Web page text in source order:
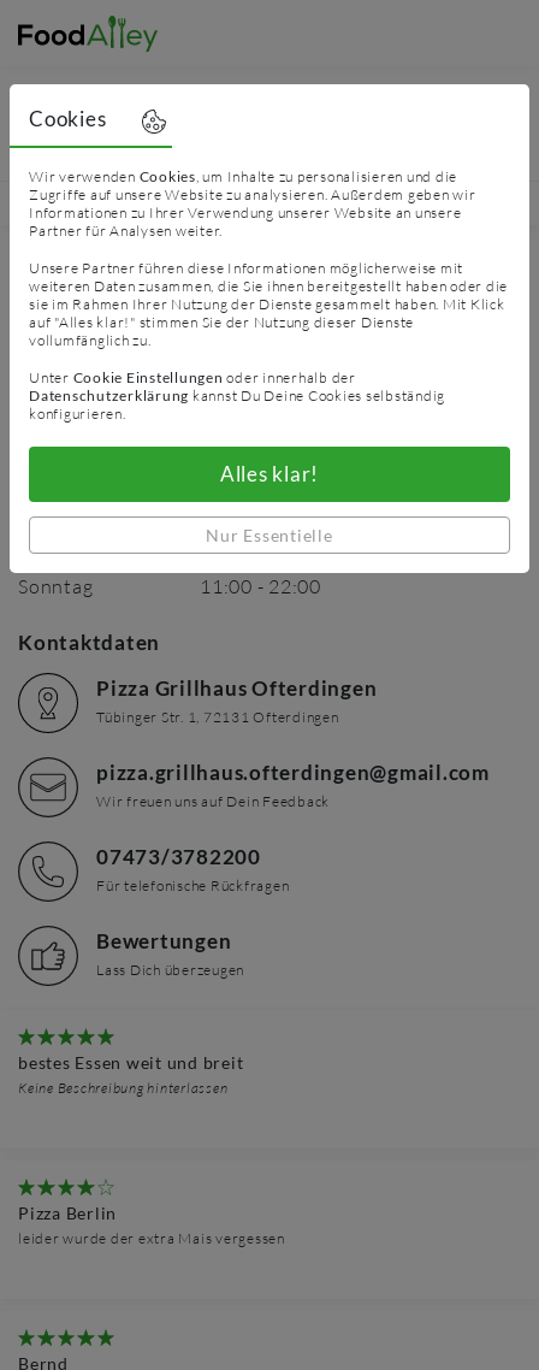
Pasta, Pizza, Kebap, Baguettes und vieles mehr
bei Pizza Grillhaus Ofterdingen
PIZZA PASTA KEBAP
Öffnungszeiten
Montag 11:00 -22:00
Dienstag
Mittwoch
geschlossen
Donnerstag
11:00-22:00
Freitag
11:00-22:00
Sonntag 11:00 - 22:00
Kontaktdaten
Pizza Grillhaus Ofterdingen
Tübinger Str. 1, 72131 Ofterdingen
pizza.grillhaus.ofterdingen@gmail.com
Wir freuen uns auf Dein Feedback
07473/3782200
Für telefonische Rückfragen
Bewertungen
Lass Dich überzeugen
bestes Essen weit und breit
Keine Beschreibung hinterlassen
Pizza Berlin
leider wurde der extra Mais vergessen
Bernd
Cookies
Wir verwenden Cookies, um Inhalte zu personalisieren und die
Zugriffe auf unsere Website zu analysieren. Außerdem geben wir
Informationen zu Ihrer Verwendung unserer Website an unsere
Partner für Analysen weiter.
Unsere Partner führen diese Informationen möglicherweise mit
weiteren Daten zusammen, die Sie ihnen bereitgestellt haben oder die
sie im Rahmen Ihrer Nutzung der Dienste gesammelt haben. Mit Klick
auf "Alles klar!" stimmen Sie der Nutzung dieser Dienste
vollumfänglich zu.
Unter Cookie Einstellungen oder innerhalb der
Datenschutzerklärung kannst Du Deine Cookies selbständig
konfigurieren.
Alles klar!
Nur Essentielle